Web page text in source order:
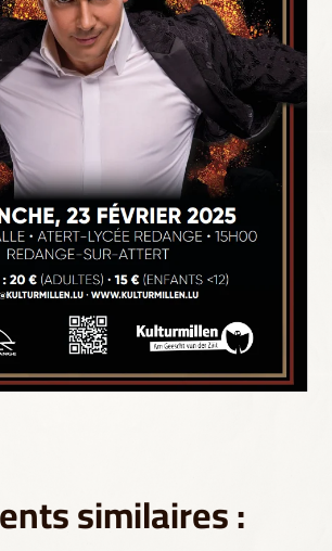
similaires :